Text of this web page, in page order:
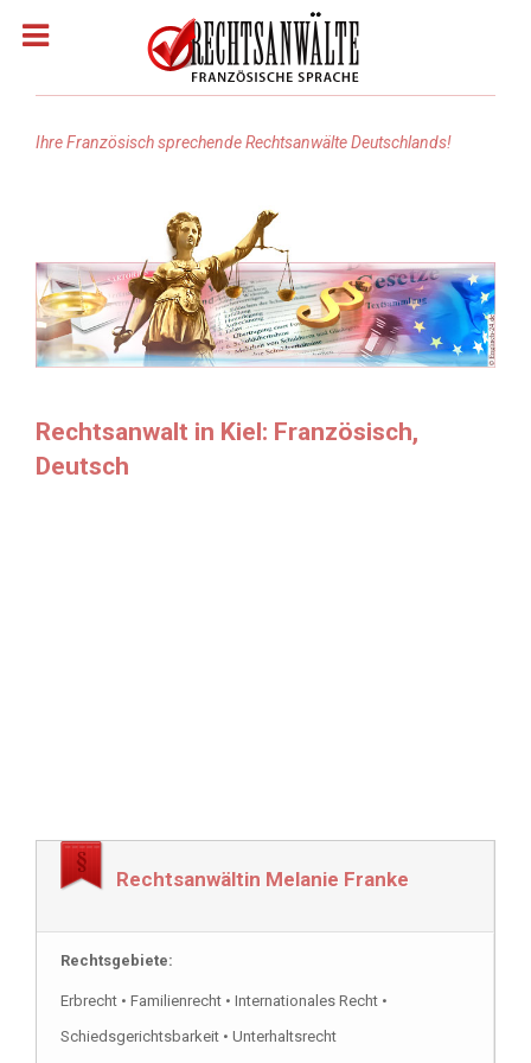
Rechtsanwälte: Französisch
Rechtsanwälte: Arabisch
Rechtsanwälte: Türkisch
Ihre Französisch sprechende Rechtsanwälte Deutschlands!
Rechtsanwalt in Kiel: Französisch,
Deutsch
Rechtsanwältin Melanie Franke
Rechtsgebiete:
Erbrecht • Familienrecht • Internationales Recht •
Schiedsgerichtsbarkeit • Unterhaltsrecht